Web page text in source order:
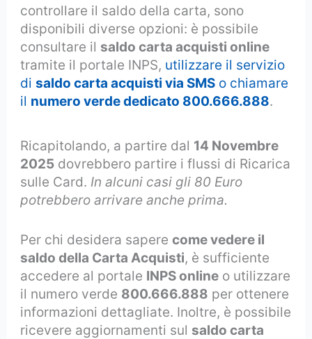
controllare il saldo della carta, sono
disponibili diverse opzioni: è possibile
consultare il saldo carta acquisti online
tramite il portale INPS, utilizzare il servizio
disaldo carta acquisti via SMS o chiamare
il numero verde dedicato 800.666.888.
Ricapitolando, a partire dal 14 Novembre
2025 dovrebbero partire i flussi di Ricarica
sulle Card. In alcuni casi gli 80 Euro
potrebbero arrivare anche prima.
Per chi desidera saperecome vedere il
saldo della Carta Acquisti, è sufficiente
accedere al portale INPS online o utilizzare
il numero verde 800.666.888 per ottenere
informazioni dettagliate. Inoltre, è possibile
ricevere aggiornamenti sul saldo carta